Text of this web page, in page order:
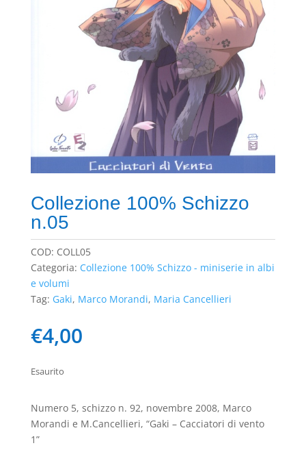
Collezione 100% Schizzo
n.05
COD: COLL05
Categoria: Collezione 100% Schizzo - miniserie in albi
e volumi
Tag: Gaki, Marco Morandi, Maria Cancellieri
€4,00
Esaurito
Numero 5, schizzo n. 92, novembre 2008, Marco
Morandi e M.Cancellieri, “Gaki – Cacciatori di vento
1”